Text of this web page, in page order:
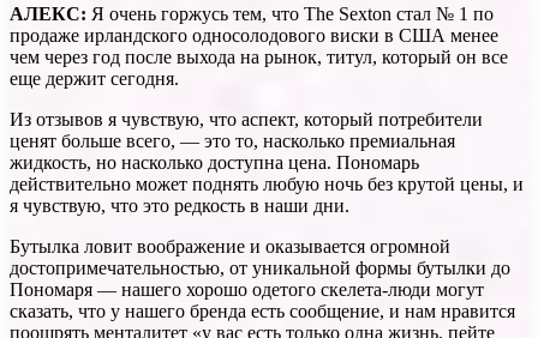
АЛЕКС: Я очень горжусь тем, что The Sexton стал № 1 по
продаже ирландского односолодового виски в США менее
чем через год после выхода на рынок, титул, который он все
еще держит сегодня.
Из отзывов я чувствую, что аспект, который потребители
ценят больше всего, — это то, насколько премиальная
жидкость, но насколько доступна цена. Пономарь
действительно может поднять любую ночь без крутой цены, и
я чувствую, что это редкость в наши дни.
Бутылка ловит воображение и оказывается огромной
достопримечательностью, от уникальной формы бутылки до
Пономаря — нашего хорошо одетого скелета-люди могут
сказать, что у нашего бренда есть сообщение, и нам нравится
поощрять менталитет «у вас есть только одна жизнь, пейте